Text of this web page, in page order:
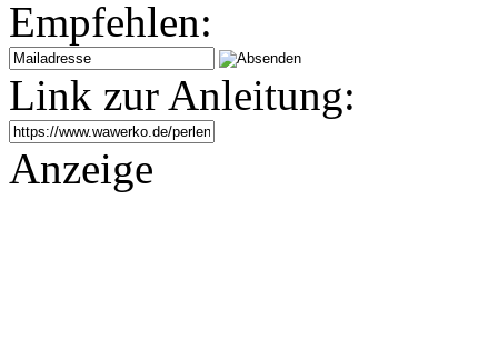
Empfehlen:
Link zur Anleitung:
Anzeige